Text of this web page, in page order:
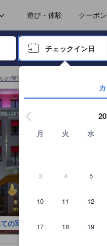
遊び・体験 クーポ
進み、エンターキーを押して内容
チェックイン日
エンターキーを押して日付
月 火 水
3 4 5
10 11 12
17 18 19
の宿泊施設
の写真を見る
ら提供されています。実